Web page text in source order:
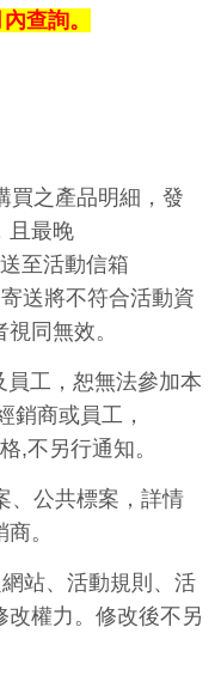
查詢。
買之產品明細，發
且最晚
至活動信箱
寄送將不符合活動資
同無效。
員工，恕無法參加本
銷商或員工，
,不另行通知。
、公共標案，詳情
。
站、活動規則、活
權力。修改後不另